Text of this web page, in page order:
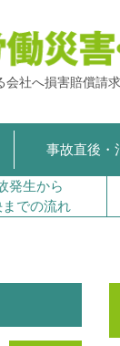
社へ損害賠償請求
事故直後・
発生から
での流れ